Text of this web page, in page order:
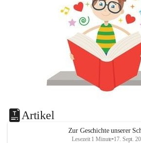
Artikel
Zur Geschichte unserer
Lesezeit 1 Minute•17. Sept.